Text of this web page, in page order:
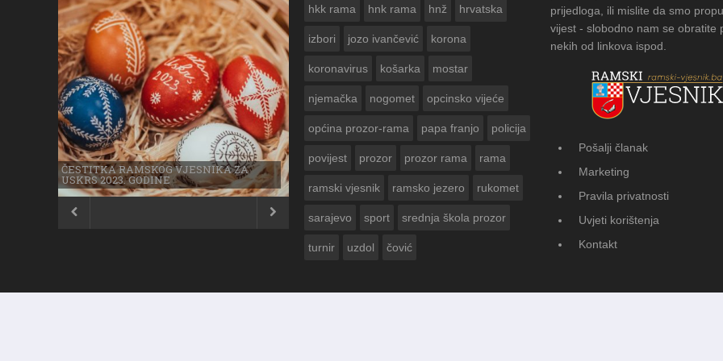
ČESTITKA RAMSKOG VJESNIKA ZA
USKRS 2023. GODINE
FOTOGALERIJA: Čuvanje običaja u Donjoj
 
hkk rama hnk rama hnž hrvatska
izbori jozo ivančević korona
koronavirus košarka mostar
njemačka nogomet opcinsko vijeće
općina prozor-rama papa franjo policija
povijest prozor prozor rama rama
ramski vjesnik ramsko jezero rukomet
sarajevo sport srednja škola prozor
turnir uzdol čović
prijedloga, ili mislite da smo
vijest - slobodno nam se obratite
nekih od linkova ispod.
Pošalji članak
Marketing
Pravila privatnosti
Uvjeti korištenja
Kontakt